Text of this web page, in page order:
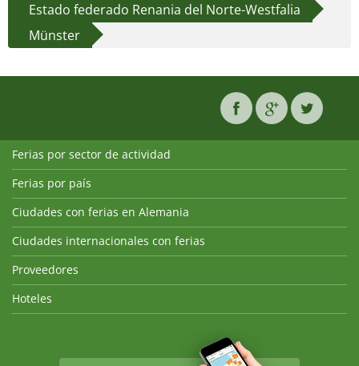
Estado federado Renania del Norte-Westfalia
Münster
Ferias por sector de actividad
Ferias por país
Ciudades con ferias en Alemania
Ciudades internacionales con ferias
Proveedores
Hoteles